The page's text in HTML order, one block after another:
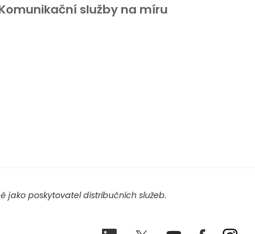
služby na míru
jako poskytovatel distribučních služeb.